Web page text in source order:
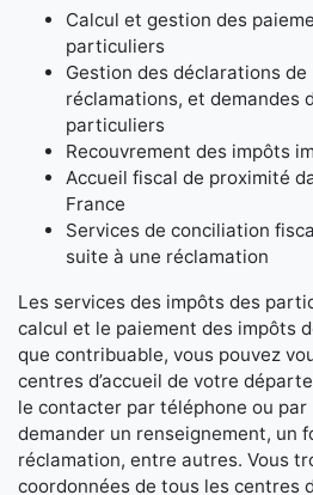
Calcul et gestion des
particuliers
Gestion des déclarations
réclamations, et demandes
particuliers
Recouvrement des impôts
Accueil fiscal de proximité
France
Services de conciliation
suite à une réclamation
Les services des impôts des
calcul et le paiement des impôts
que contribuable, vous pouvez
centres d’accueil de votre
le contacter par téléphone ou par
demander un renseignement, un
réclamation, entre autres. Vous
coordonnées de tous les centres